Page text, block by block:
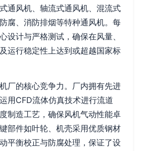
通风机、轴流式通风机、混流式
腐、消防排烟等特种通风机。每
设计与严格测试，确保在风量、
运行稳定性上达到或超越国家标
厂的核心竞争力。厂内拥有先进
用CFD流体仿真技术进行流道
制造工艺，确保风机气动性能卓
部件如叶轮、机壳采用优质钢材
平衡校正与防腐处理，保证了设